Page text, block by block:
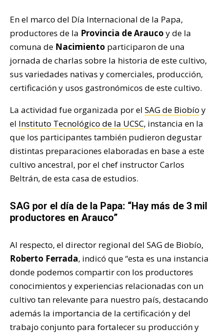
En el marco del Día Internacional de la Papa,
productores de la Provincia de Arauco y de la
comuna de Nacimiento participaron de una
jornada de charlas sobre la historia de este cultivo,
sus variedades nativas y comerciales, producción,
certificación y usos gastronómicos de este cultivo.
La actividad fue organizada por el SAG de Biobío y
el Instituto Tecnológico de la UCSC, instancia en la
que los participantes también pudieron degustar
distintas preparaciones elaboradas en base a este
cultivo ancestral, por el chef instructor Carlos
Beltrán, de esta casa de estudios.
SAG por el día de la Papa: “Hay más de 3 mil
productores en Arauco”
Al respecto, el director regional del SAG de Biobío,
Roberto Ferrada, indicó que “esta es una instancia
donde podemos compartir con los productores
conocimientos y experiencias relacionadas con un
cultivo tan relevante para nuestro país, destacando
además la importancia de la certificación y del
trabajo conjunto para fortalecer su producción y